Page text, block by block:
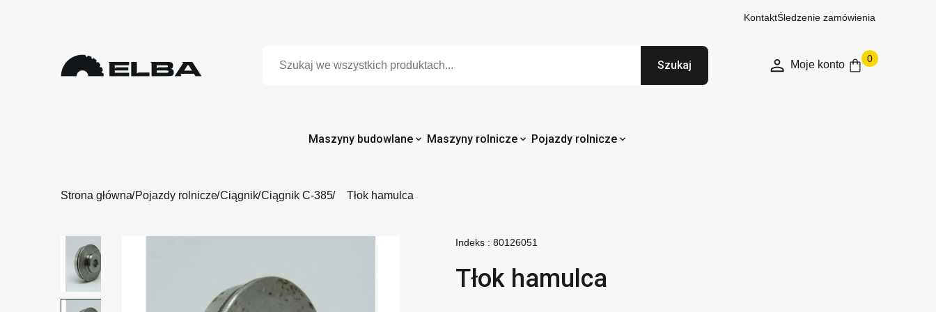
KontaktŚledzenie zamówienia
Szukaj Moje konto
0
Maszyny budowlane Maszyny rolnicze Pojazdy rolnicze
Strona główna Pojazdy rolnicze Ciągnik Ciągnik C-385 Tłok hamulca
Indeks : 80126051
Tłok hamulca